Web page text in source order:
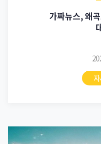
가짜뉴스, 왜